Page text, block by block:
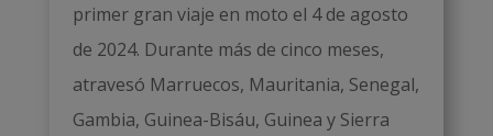
primer gran viaje en moto el 4 de agosto
de 2024. Durante más de cinco meses,
atravesó Marruecos, Mauritania, Senegal,
Gambia, Guinea-Bisáu, Guinea y Sierra